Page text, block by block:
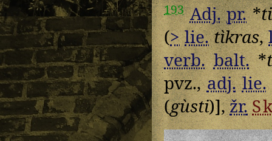
193 Adj. pr.*
(> lie. tìkras,
verb. balt.*
pvz.,adj. lie.
(gùsti)],žr.